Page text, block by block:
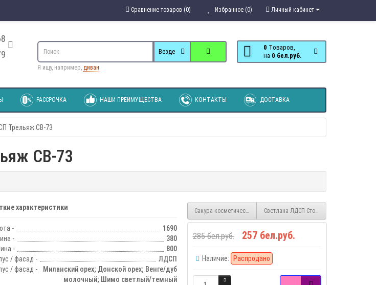
Личный кабинет
Избранное (0)
Сравнение товаров (0)
0 Tоваров,
на
0 бел.руб.
Везде
Я ищу, например, диван
РАССРОЧКА НАШИ ПРЕИМУЩЕСТВА КОНТАКТЫ ДОСТАВКА
Трельяж СВ-73
СВ-73
характеристики
-
1690
-
380
-
800
/ фасад -
ЛДСП
/ фасад -
Миланский орех; Донской орех; Венге/дуб
молочный; Шимо светлый/темный
Сакура косметический стол новыйСветлана ЛДСП Стол с банкеткой СВ-77
285 бел.руб. 257 бел.руб.
Наличие: Распродано